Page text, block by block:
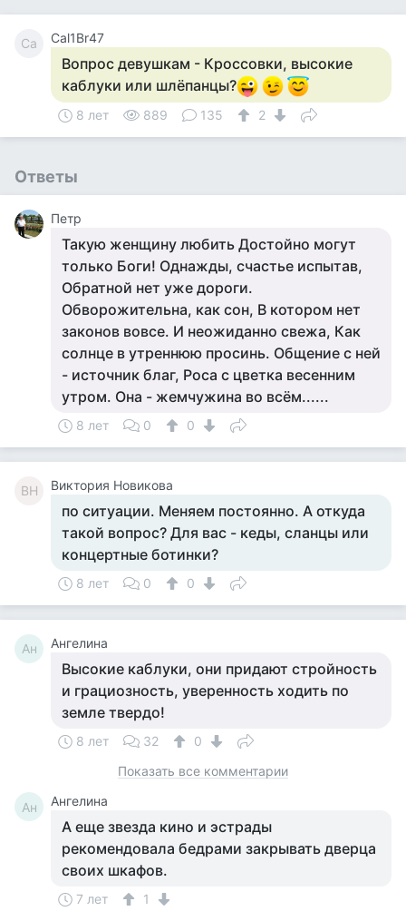
Ca Cal1Br47
Вопрос девушкам - Кроссовки, высокие
каблуки или шлёпанцы?
8 лет 889 135 2
Ответы
Петр
Такую женщину любить Достойно могут
только Боги! Однажды, счастье испытав,
Обратной нет уже дороги.
Обворожительна, как сон, В котором нет
законов вовсе. И неожиданно свежа, Как
солнце в утреннюю просинь. Общение с ней
- источник благ, Роса с цветка весенним
утром. Она - жемчужина во всём......
8 лет 0 0
ВН Виктория Новикова
по ситуации. Меняем постоянно. А откуда
такой вопрос? Для вас - кеды, сланцы или
концертные ботинки?
8 лет 0 0
Ан Ангелина
Высокие каблуки, они придают стройность
и грациозность, уверенность ходить по
земле твердо!
8 лет 32
0
Показать все комментарии
Ан Ангелина
А еще звезда кино и эстрады
рекомендовала бедрами закрывать дверца
своих шкафов.
7 лет
1